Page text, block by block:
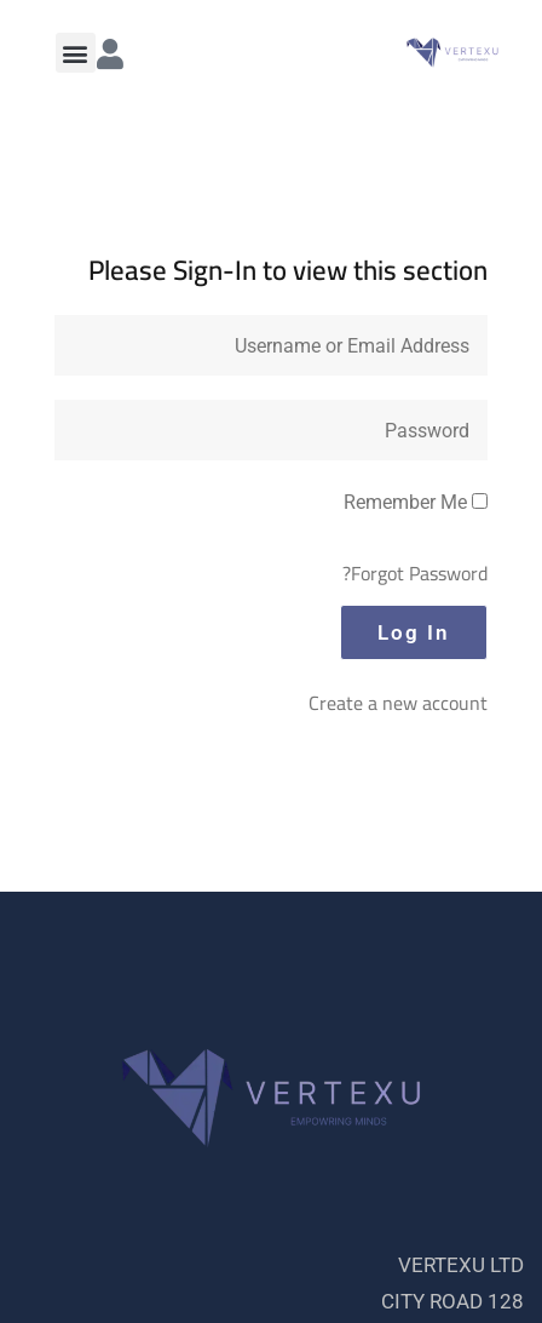
Please Sign-In to view this section
Forgot Password?
Create a new account
VERTEXU LTD
128 CITY ROAD